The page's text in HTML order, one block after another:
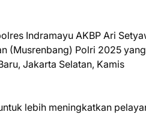
Indramayu AKBP Ari
(Musrenbang) Polri 2025 yang
Jakarta Selatan, Kamis
lebih meningkatkan